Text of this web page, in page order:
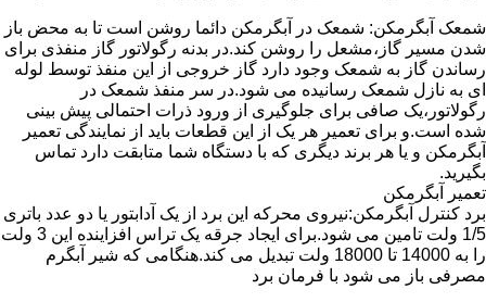
شمعک آبگرمکن: شمعک در آبگرمکن دائما روشن است تا به محض باز
شدن مسیر گاز،مشعل را روشن کند.در بدنه رگولاتور گاز منفذی برای
رساندن گاز به شمعک وجود دارد گاز خروجی از این منفذ توسط لوله
ای به نازل شمعک رسانیده می شود.در سر منفذ شمعک در
رگولاتور،یک صافی برای جلوگیری از ورود ذرات احتمالی پیش بینی
شده است.و برای تعمیر هر یک از این قطعات باید از نمایندگی تعمیر
آبگرمکن و یا هر برند دیگری که با دستگاه شما متابقت دارد تماس
بگیرید.
تعمیر آبگرمکن
برد کنترل آبگرمکن:نیروی محرکه این برد از یک آدابتور یا دو عدد باتری
1/5 ولت تامین می شود.برای ایجاد جرقه یک تراس افزاینده این 3 ولت
را به 14000 تا 18000 ولت تبدیل می کند.هنگامی که شیر آبگرم
مصرفی باز می شود با فرمان برد